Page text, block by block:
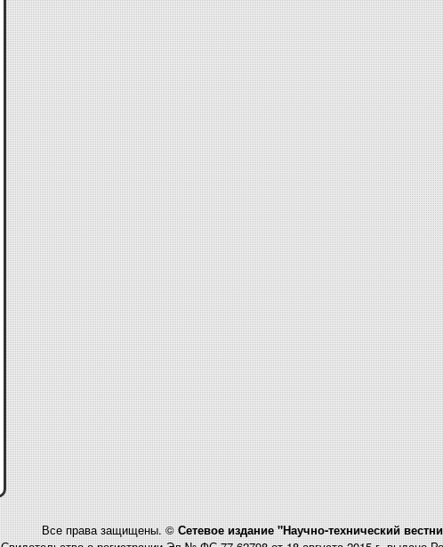
Все права защищены. ©Сетевое издание "Научно-технический